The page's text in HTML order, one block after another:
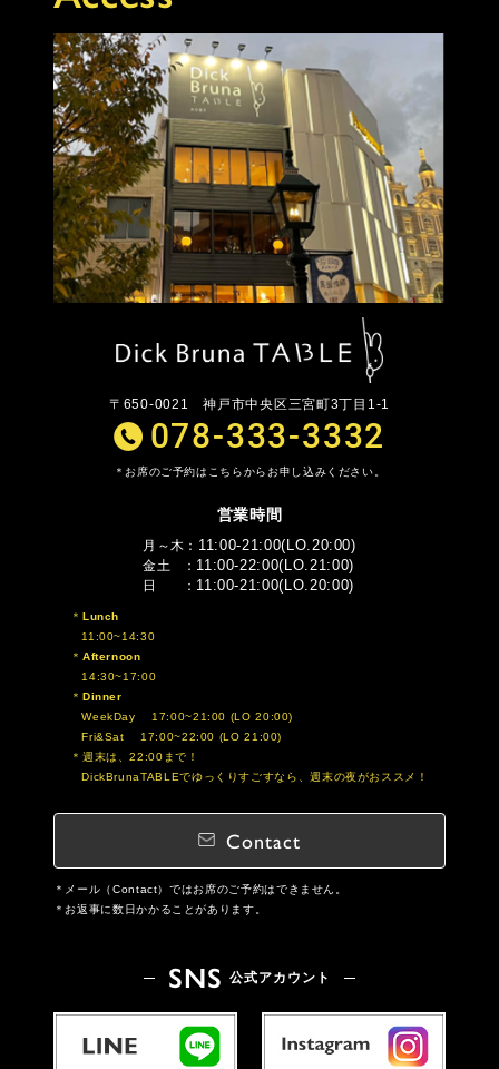
〒650-0021神戸市中央区三宮町3丁目1-1
078-333-3332
お席のご予約はこちらからお申し込みください。
営業時間
月～木 11:00-21:00(LO.20:00)
金土 11:00-22:00(LO.21:00)
日 11:00-21:00(LO.20:00)
Lunch
11:00~14:30
Afternoon
14:30~17:00
Dinner
WeekDay 17:00~21:00 (LO 20:00)
Fri&Sat 17:00~22:00 (LO 21:00)
週末は、22:00まで！
DickBrunaTABLEでゆっくりすごすなら、週末の夜がおススメ！
Contact
メール（Contact）ではお席のご予約はできません。
お返事に数日かかることがあります。
SNS 公式アカウント